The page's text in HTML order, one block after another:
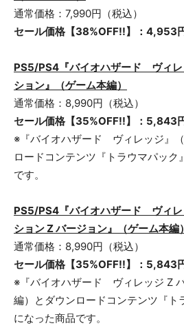
通常価格：7,990円（税込）
セール価格【38%OFF!!】： 4,953
PS5/PS4 『バイオハザード ヴィレ
ション』
（ゲーム本編）
通常価格：8,990円（税込）
セール価格【35%OFF!!】： 5,843
※『バイオハザード ヴィレッジ』
ロードコンテンツ『トラウマパック
です。
PS5/PS4 『バイオハザード ヴィレ
ションZ バージョ ン』
（ゲーム本編）
通常価格：8,990円（税込）
セール価格【35%OFF!!】： 5,843
※『バイオハザード ヴィレッジ Z
編）とダウンロードコンテンツ『ト
になった商品です。